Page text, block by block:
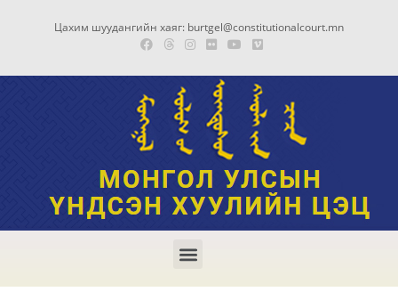
Цахим шуудангийн хаяг: burtgel@constitutionalcourt.mn